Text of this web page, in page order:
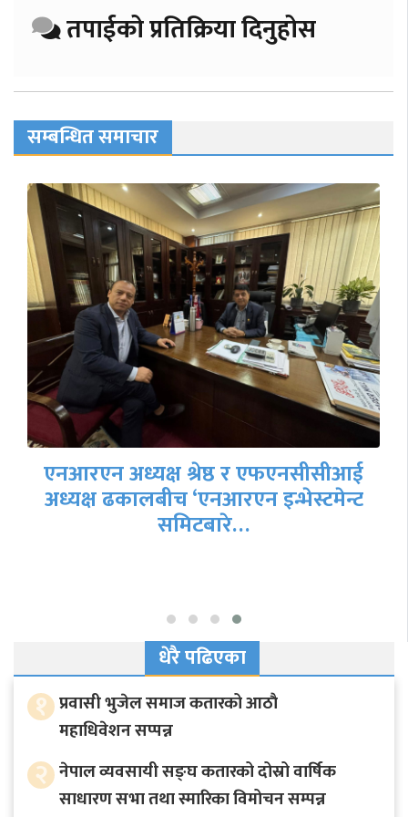
तपाईको प्रतिक्रिया दिनुहोस
सम्बन्धित समाचार
एनआरएन अध्यक्ष श्रेष्ठ र एफएनसीसीआई
अध्यक्ष ढकालबीच ‘एनआरएन इन्भेस्टमेन्ट
समिटबारे…
धेरै पढिएका
१ प्रवासी भुजेल समाज कतारको आठाै
महाधिवेशन सप्पन्न
२ नेपाल व्यवसायी सङ्घ कतारको दोस्रो वार्षिक
साधारण सभा तथा स्मारिका विमोचन सम्पन्न